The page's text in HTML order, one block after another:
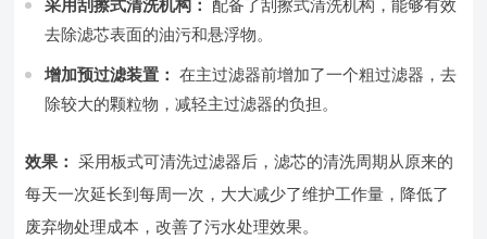
采用刮擦式清洗机构： 配备了刮擦式清洗机构，能够有效
去除滤芯表面的油污和悬浮物。
增加预过滤装置： 在主过滤器前增加了一个粗过滤器，去
除较大的颗粒物，减轻主过滤器的负担。
效果： 采用板式可清洗过滤器后，滤芯的清洗周期从原来的
每天一次延长到每周一次，大大减少了维护工作量，降低了
废弃物处理成本，改善了污水处理效果。